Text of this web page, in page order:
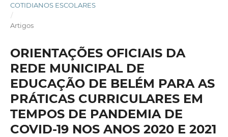
COTIDIANOS ESCOLARES
/
Artigos
ORIENTAÇÕES OFICIAIS DA
REDE MUNICIPAL DE
EDUCAÇÃO DE BELÉM PARA AS
PRÁTICAS CURRICULARES EM
TEMPOS DE PANDEMIA DE
COVID-19 NOS ANOS 2020 E 2021